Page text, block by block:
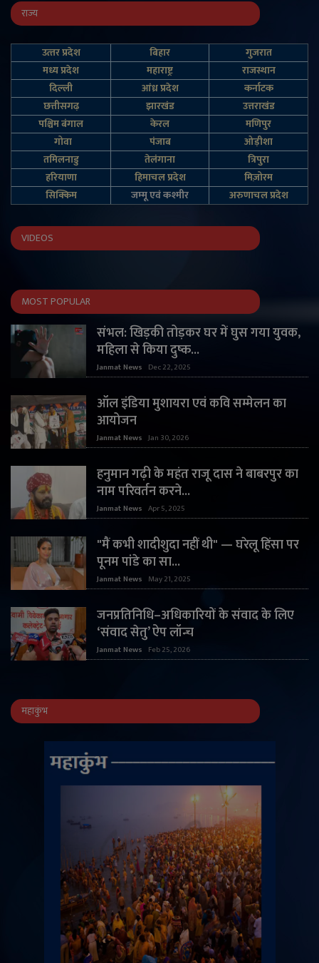
राज्य
उत्‍तर प्रदेश बिहार
गुजरात
मध्य प्रदेश
महाराष्ट्र
राजस्थान
दिल्‍ली
आंध्र प्रदेश
कर्नाटक
छत्तीसगढ़
झारखंड
उत्तराखंड
पश्चिम बंगाल
केरल
मणिपुर
गोवा
पंजाब
ओड़ीशा
तमिलनाडु
तेलंगाना
त्रिपुरा
हरियाणा
हिमाचल प्रदेश
मिज़ोरम
सिक्किम
जम्‍मू एवं कश्‍मीर अरुणाचल प्रदेश
VIDEOS
MOST POPULAR
संभल: खिड़की तोड़कर घर में घुस गया युवक,
महिला से किया दुष्क...
Janmat News Dec 22, 2025
ऑल इंडिया मुशायरा एवं कवि सम्मेलन का
आयोजन
Janmat News Jan 30, 2026
हनुमान गढ़ी के महंत राजू दास ने बाबरपुर का
नाम परिवर्तन करने...
Janmat News Apr 5, 2025
"मैं कभी शादीशुदा नहीं थी" — घरेलू हिंसा पर
पूनम पांडे का सा...
Janmat News May 21, 2025
जनप्रतिनिधि–अधिकारियों के संवाद के लिए
‘संवाद सेतु’ ऐप लॉन्च
Janmat News Feb 25, 2026
महाकुंभ